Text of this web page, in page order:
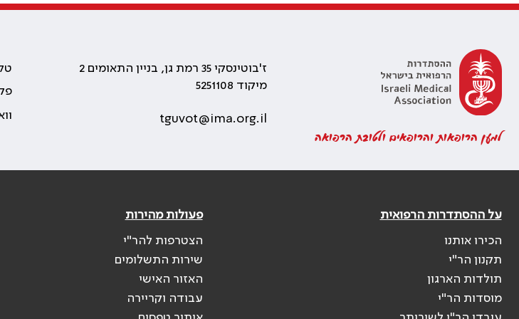
למען הרופאות והרופאים ולטובת הרפואה
ז'בוטינסקי 35 רמת גן, בניין התאומים 2
מיקוד 5251108
tguvot@ima.org.il
פקס:
על ההסתדרות הרפואית
הכירו אותנו
תקנון הר"י
תולדות הארגון
מוסדות הר"י
פעולות מהירות
הצטרפות להר"י
שירות התשלומים
האזור האישי
עבודה וקריירה